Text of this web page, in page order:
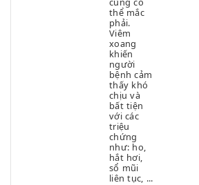
thể mắc
phải.
Viêm
xoang
khiến
người
bệnh cảm
thấy khó
chịu và
bất tiện
với các
triệu
chứng
như: ho,
hắt hơi,
sổ mũi
liên tục, ...